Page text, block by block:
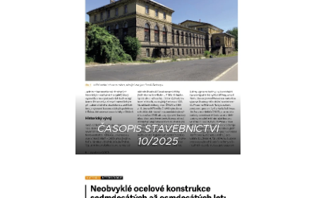
ČASOPIS STAVEBNICTVÍ
10/2025